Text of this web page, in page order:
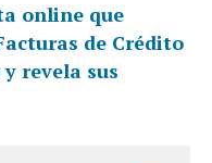
online que
de Crédito
revela sus